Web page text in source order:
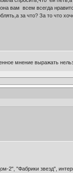
вам всем всегда
за что? За то что
мнение выражать
2", "Фабрики звезд",